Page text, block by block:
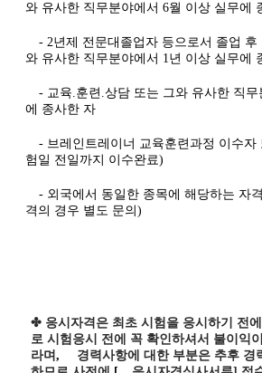
와 유사한 직무분야에서 6월 이상 실무에
- 2년제 전문대졸업자 등으로서 졸업
와 유사한 직무분야에서 1년 이상 실무에
- 교육.훈련.상담 또는 그와 유사한 직
에 종사한 자
- 브레인트레이너 교육훈련과정 이수자
험일 전일까지 이수완료)
- 외국에서 동일한 종목에 해당하는 자
격의 경우 별도 문의)
✤ 응시자격은 최초 시험을 응시하기 전
로 시험응시 전에 꼭 확인하셔서 불이익
라며 , 경력사항에 대한 부분은 추후 경